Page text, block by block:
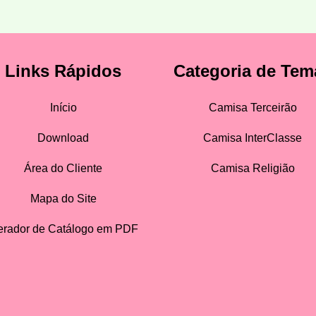
Links Rápidos
Início
Download
Área do Cliente
Mapa do Site
de Catálogo em PDF
Categoria de
Camisa Terceirão
Camisa InterClasse
Camisa Religião